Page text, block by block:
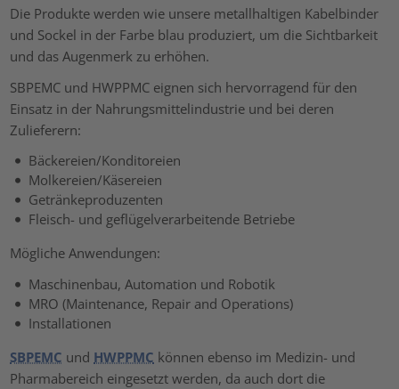
Die Produkte werden wie unsere metallhaltigen Kabelbinder
und Sockel in der Farbe blau produziert, um die Sichtbarkeit
und das Augenmerk zu erhöhen.
SBPEMC und HWPPMC eignen sich hervorragend für den
Einsatz in der Nahrungsmittelindustrie und bei deren
Zulieferern:
Bäckereien/Konditoreien
Molkereien/Käsereien
Getränkeproduzenten
Fleisch- und geflügelverarbeitende Betriebe
Mögliche Anwendungen:
Maschinenbau, Automation und Robotik
MRO (Maintenance, Repair and Operations)
Installationen
SBPEMC und HWPPMC können ebenso im Medizin- und
Pharmabereich eingesetzt werden, da auch dort die